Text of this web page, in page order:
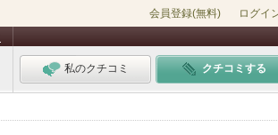
会員登録(無料) ログイ
私のクチコミ クチコミする